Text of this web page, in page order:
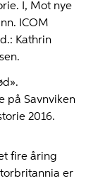
I, Mot nye
ICOM
Kathrin
på Savnviken
2016.
fire åring
er